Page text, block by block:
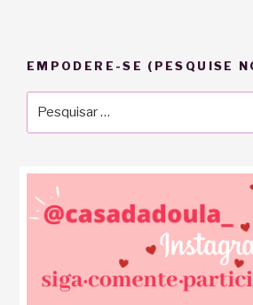
EMPODERE-SE (PESQUISE